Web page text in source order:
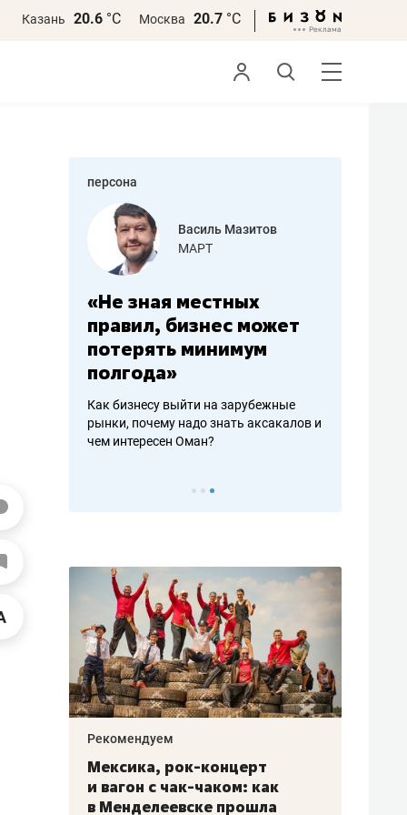
Казань 20.6 °С Москва 20.7 °С
персона
Василь Мазитов
МАРТ
«Не зная местных
правил, бизнес может
потерять минимум
полгода»
Как бизнесу выйти на зарубежные
рынки, почему надо знать аксакалов и
чем интересен Оман?
Рекомендуем
Мексика, рок-концерт
и вагон с чак-чаком: как
в Менделеевске прошла